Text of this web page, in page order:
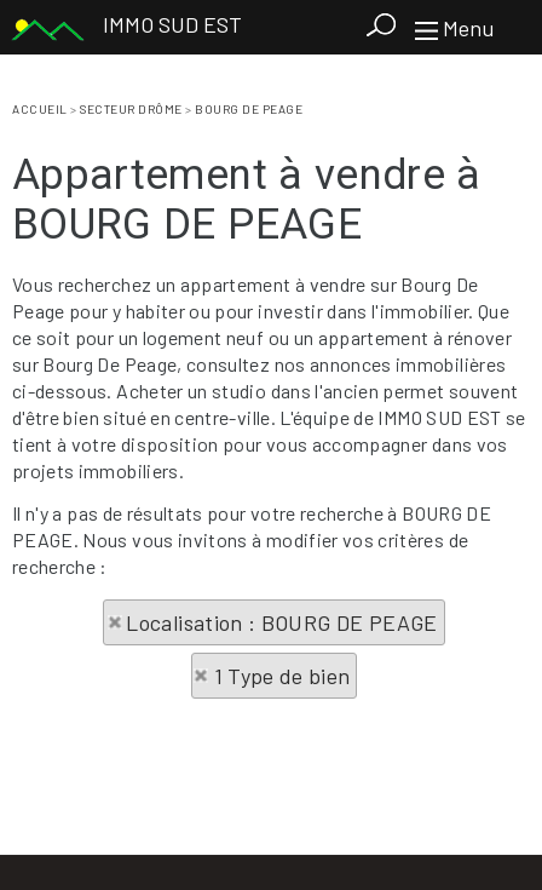
IMMO SUD EST Menu
ACCUEIL > SECTEUR DRÔME > BOURG DE PEAGE
Appartement à vendre à
BOURG DE PEAGE
Vous recherchez un appartement à vendre sur Bourg De
Peage pour y habiter ou pour investir dans l'immobilier. Que
ce soit pour un logement neuf ou un appartement à rénover
sur Bourg De Peage, consultez nos annonces immobilières
ci-dessous. Acheter un studio dans l'ancien permet souvent
d'être bien situé en centre-ville. L'équipe de IMMO SUD EST se
tient à votre disposition pour vous accompagner dans vos
projets immobiliers.
Il n'y a pas de résultats pour votre recherche à BOURG DE
PEAGE. Nous vous invitons à modifier vos critères de
recherche :
Localisation : BOURG DE PEAGE
1 Type de bien